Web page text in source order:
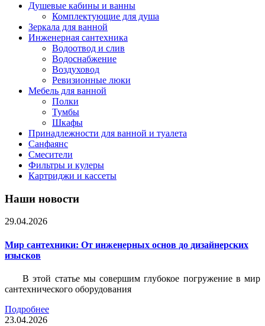
Душевые кабины и ванны
Комплектующие для душа
Зеркала для ванной
Инженерная сантехника
Водоотвод и слив
Водоснабжение
Воздуховод
Ревизионные люки
Мебель для ванной
Полки
Тумбы
Шкафы
Принадлежности для ванной и туалета
Санфаянс
Смесители
Фильтры и кулеры
Картриджи и кассеты
Наши новости
29.04.2026
Мир сантехники: От инженерных основ до дизайнерских
изысков
В этой статье мы совершим глубокое погружение в мир
сантехнического оборудования
Подробнее
23.04.2026